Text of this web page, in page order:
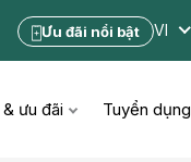
Ưu đãi nổi bật VI
ưu đãi Tuyển dụng